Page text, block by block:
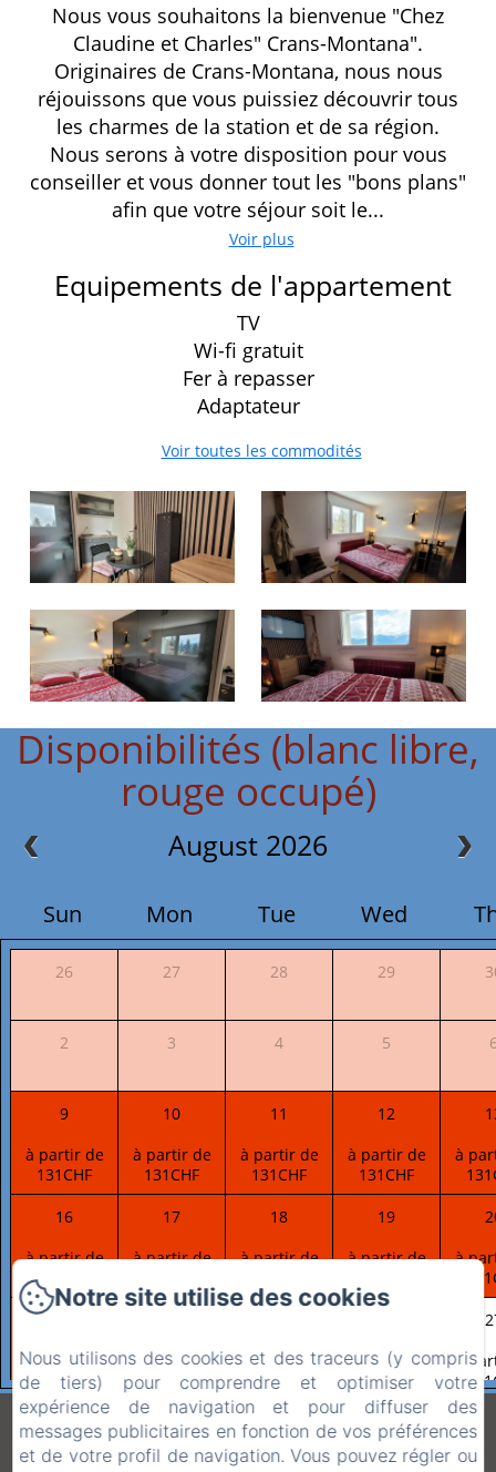
Nous vous souhaitons la bienvenue "Chez
Claudine et Charles" Crans-Montana".
Originaires de Crans-Montana, nous nous
réjouissons que vous puissiez découvrir tous
les charmes de la station et de sa région.
Nous serons à votre disposition pour vous
conseiller et vous donner tout les "bons plans"
afin que votre séjour soit le...
Voir plus
Equipements de l'appartement
TV
Wi-fi gratuit
Fer à repasser
Adaptateur
Voir toutes les commodités
Disponibilités (blanc libre,
rouge occupé)
August 2026
Sun Mon Tue Wed
26 27 28 29
2 3 4 5
9 10 11 12
à partir de
131CHF
à partir de
131CHF
à partir de
131CHF
à partir de
131CHF
à
16
17 18 19
à partir de
131CHF
à partir de
à partir de
à partir de
à
à partir de
131CHF
à partir de
131CHF
à partir de
131CHF
à partir de
131CHF
à
30
31 1 2
à partir de
à partir de à partir de à partir de à
"Chez Claudine Et
Notre site utilise des cookies
Nous utilisons des cookies et des traceurs (y compris
de tiers) pour comprendre et optimiser votre
expérience de navigation et pour diffuser des
messages publicitaires en fonction de vos préférences
et de votre profil de navigation. Vous pouvez régler ou